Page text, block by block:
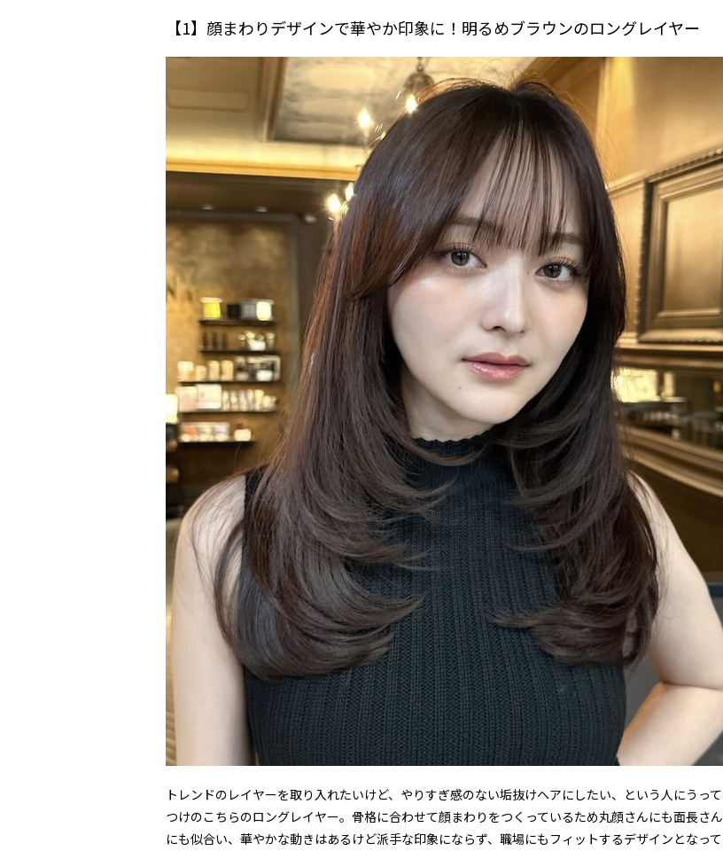
【1】顔まわりデザインで華やか印象に！明るめブラウンのロングレイヤー
トレンドのレイヤーを取り入れたいけど、やりすぎ感のない垢抜けヘアにしたい、という人にうって
つけのこちらのロングレイヤー。骨格に合わせて顔まわりをつくっているため丸顔さんにも面長さん
にも似合い、華やかな動きはあるけど派手な印象にならず、職場にもフィットするデザインとなって